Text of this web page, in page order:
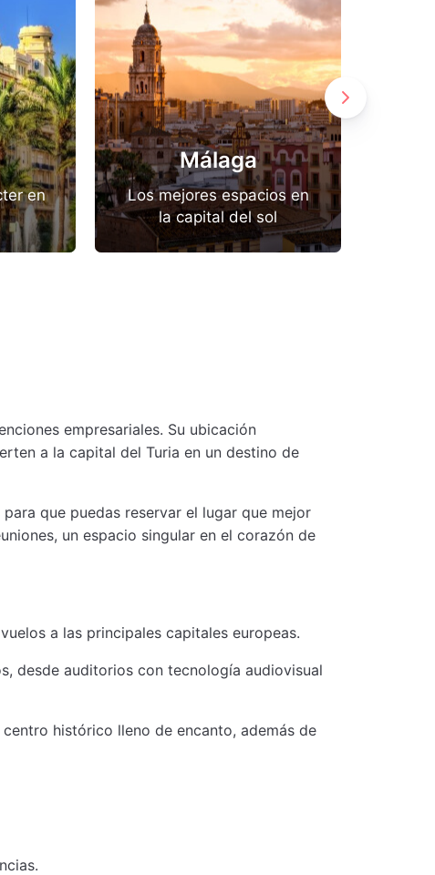
en
Málaga
Los mejores espacios en
la capital del sol
empresariales. Su ubicación
a la capital del Turia en un destino de
que puedas reservar el lugar que mejor
un espacio singular en el corazón de
a las principales capitales europeas.
desde auditorios con tecnología audiovisual
histórico lleno de encanto, además de